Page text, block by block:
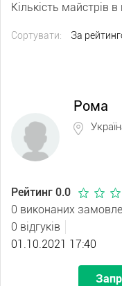
Кількість майстрів в
Сортувати: За
Рома
Рейтинг 0.0
0 виконаних
0 відгуків
01.10.2021 17:40